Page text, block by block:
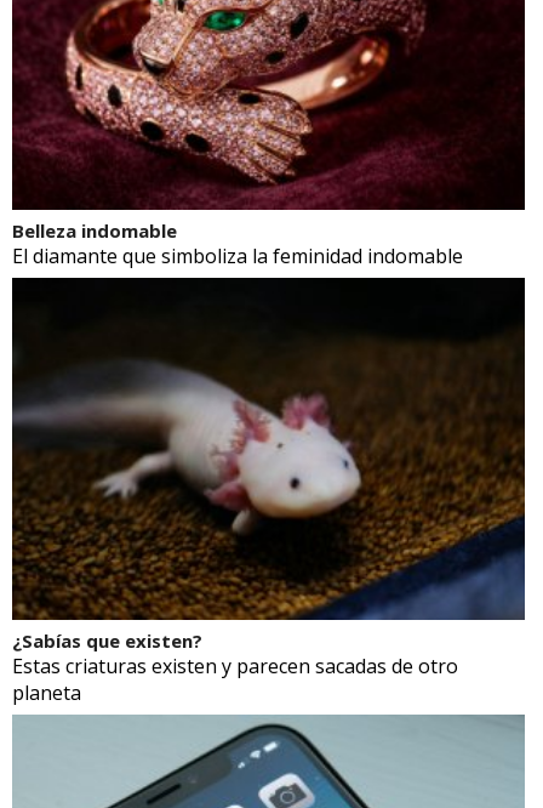
Belleza indomable
El diamante que simboliza la feminidad indomable
¿Sabías que existen?
Estas criaturas existen y parecen sacadas de otro
planeta